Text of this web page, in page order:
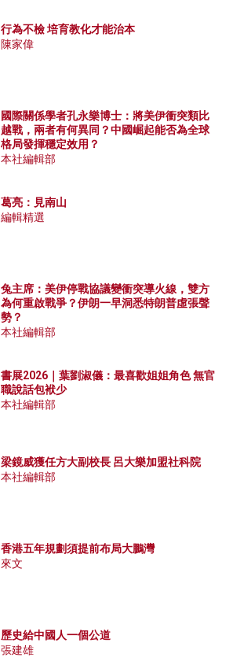
行為不檢 培育教化才能治本
陳家偉
國際關係學者孔永樂博士：將美伊衝突類比
越戰，兩者有何異同？中國崛起能否為全球
格局發揮穩定效用？
本社編輯部
葛亮：見南山
編輯精選
兔主席：美伊停戰協議變衝突導火線，雙方
為何重啟戰爭？伊朗一早洞悉特朗普虛張聲
勢？
本社編輯部
書展2026｜葉劉淑儀：最喜歡姐姐角色 無官
職說話包袱少
本社編輯部
梁鏡威獲任方大副校長 呂大樂加盟社科院
本社編輯部
香港五年規劃須提前布局大鵬灣
來文
歷史給中國人一個公道
張建雄